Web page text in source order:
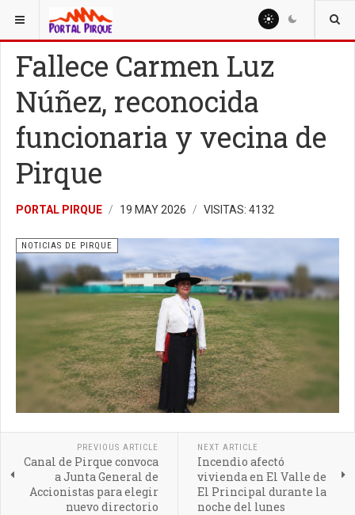
ESTÁ AQUÍ: NOTICIAS
Fallece Carmen Luz
Núñez, reconocida
funcionaria y vecina de
Pirque
PORTAL PIRQUE 19 MAY 2026 VISITAS: 4132
NOTICIAS DE PIRQUE
PREVIOUS ARTICLE
Canal de Pirque convoca
a Junta General de
Accionistas para elegir
nuevo directorio
NEXT ARTICLE
Incendio afectó
vivienda en El Valle de
El Principal durante la
noche del lunes